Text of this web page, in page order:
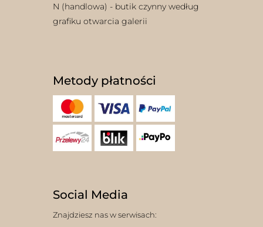
N (handlowa) - butik czynny według
grafiku otwarcia galerii
Metody płatności
Social Media
Znajdziesz nas w serwisach: